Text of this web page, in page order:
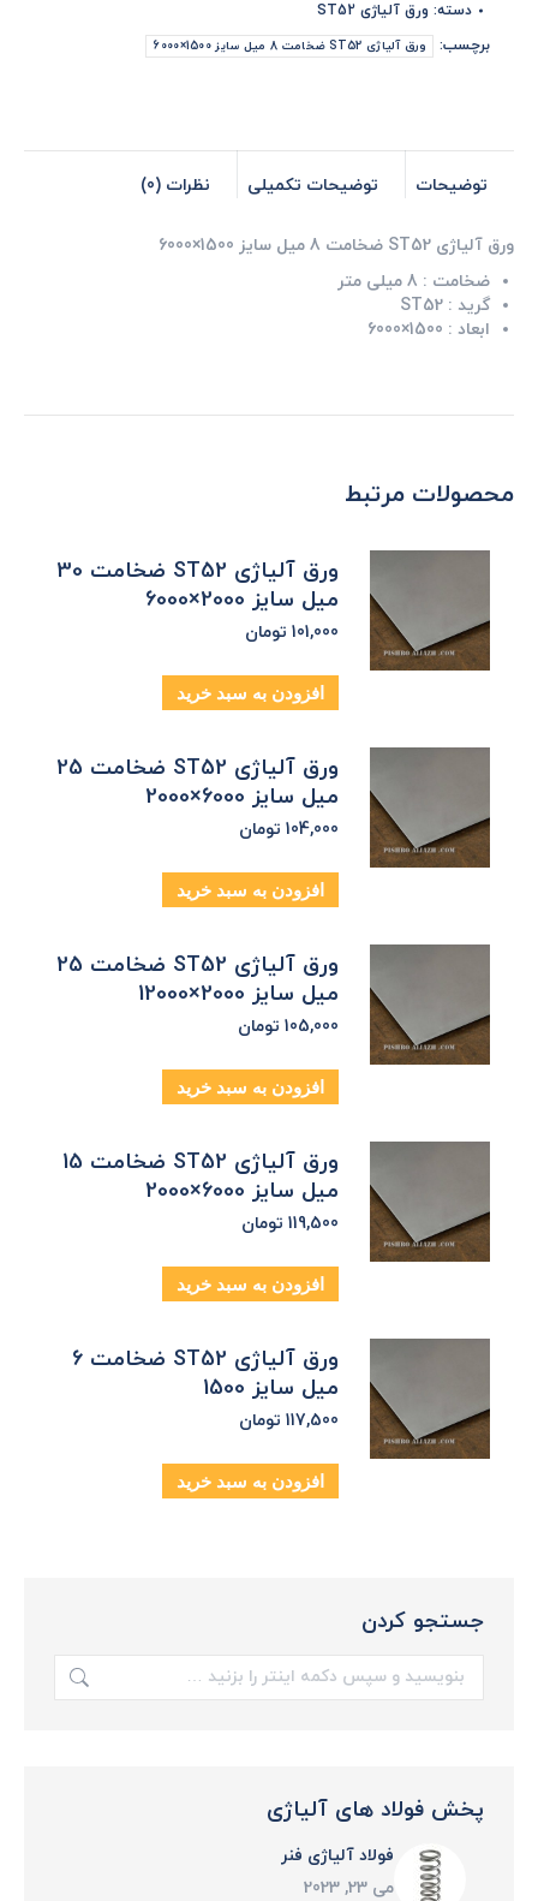
8
میل
سایز
دسته: ورق آلیاژی ST52
برچسب:
ورق آلیاژی ST52 ضخامت 8 میل سایز 1500×6000
توضیحات توضیحات تکمیلی نظرات (0)
ورق آلیاژی ST52 ضخامت 8 میل سایز 1500×6000
ضخامت : 8 میلی متر
گرید : ST52
ابعاد : 1500×6000
محصولات مرتبط
ورق آلیاژی ST52 ضخامت 30
میل سایز 2000×6000
101,000 تومان
افزودن به سبد خرید
ورق آلیاژی ST52 ضخامت 25
میل سایز 6000×2000
104,000 تومان
افزودن به سبد خرید
ورق آلیاژی ST52 ضخامت 25
میل سایز 2000×12000
105,000 تومان
افزودن به سبد خرید
ورق آلیاژی ST52 ضخامت 15
میل سایز 6000×2000
119,500 تومان
افزودن به سبد خرید
ورق آلیاژی ST52 ضخامت 6
میل سایز 1500
117,500 تومان
افزودن به سبد خرید
جستجو کردن
جستجو:
پخش فولاد های آلیاژی
فولاد آلياژی فنر
می 23, 2023